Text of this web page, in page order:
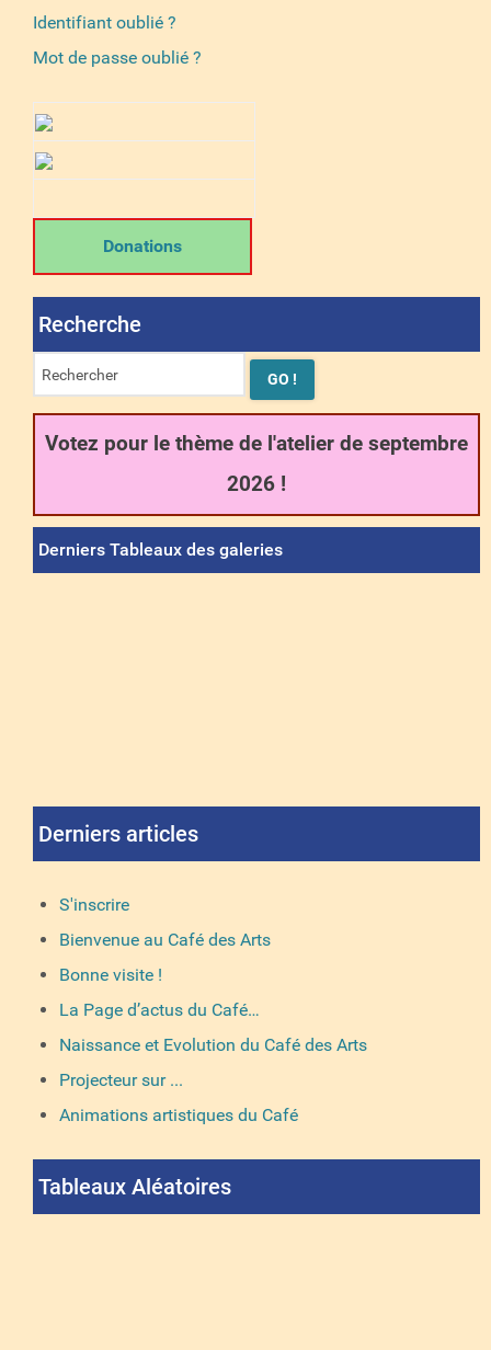
Identifiant oublié ?
Mot de passe oublié ?
Donations
Recherche
Votez pour le thème de l'atelier de septembre
2026 !
Derniers Tableaux des galeries
Derniers articles
S'inscrire
Bienvenue au Café des Arts
Bonne visite !
La Page d’actus du Café…
Naissance et Evolution du Café des Arts
Projecteur sur ...
Animations artistiques du Café
Tableaux Aléatoires